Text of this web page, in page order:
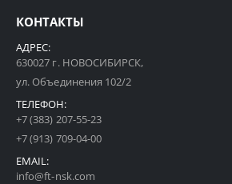
КОНТАКТЫ
АДРЕС:
630027 г. НОВОСИБИРСК,
ул. Объединения 102/2
ТЕЛЕФОН:
+7 (383) 207-55-23
+7 (913) 709-04-00
EMAIL:
info@ft-nsk.com